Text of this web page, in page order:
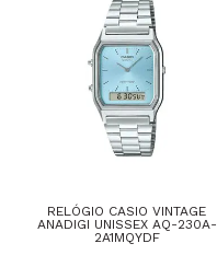
RELÓGIO CASIO VINTAGE
ANADIGI UNISSEX AQ-230A-
2A1MQYDF